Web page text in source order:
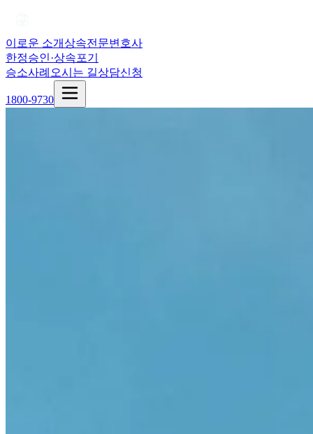
이로운 소개상속전문변호사
한정승인·상속포기
승소사례 오시는 길상담신청
1800-9730